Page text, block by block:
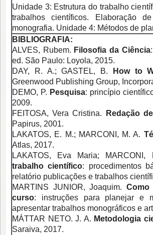
Unidade 3: Estrutura do trabalho
trabalhos científicos. Elaboração
monografia. Unidade 4: Métodos de
BIBLIOGRAFIA:
ALVES, Rubem. Filosofia da Ciência
ed. São Paulo: Loyola, 2015.
DAY, R. A.; GASTEL, B.
How to
Greenwood Publishing Group,
DEMO, P. Pesquisa: princípio
2009.
FEITOSA, Vera Cristina.
Redação
Papirus, 2001.
LAKATOS, E. M.; MARCONI, M. A.
Atlas, 2017.
LAKATOS, Eva Maria;
trabalho científico: procedimentos
relatório publicações e trabalhos
MARTINS JUNIOR, Joaquim. Como
curso: instruções para planejar e
apresentar trabalhos monográficos e
MÁTTAR NETO. J. A. Metodologia
Saraiva, 2017.